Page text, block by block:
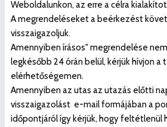
Weboldalunkon, az erre a célra
A megrendeléseket a beérkezést
visszaigazoljuk.
Amennyiben írásos" megrendelése
legkésőbb 24 órán belül, kérjük hívjon a
elérhetőségemen.
Amennyiben az utas az utazás előtti
visszaigazolást e-mail formájában a
időpontjáról így kérjük, hogy feltétlenül